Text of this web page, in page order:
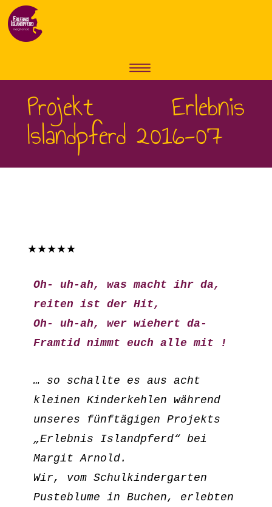
Projekt Erlebnis
Islandpferd 2016-07
★★★★★
Oh- uh-ah, was macht ihr da,
reiten ist der Hit,
Oh- uh-ah, wer wiehert da-
Framtid nimmt euch alle mit !
… so schallte es aus acht
kleinen Kinderkehlen während
unseres fünftägigen Projekts
„Erlebnis Islandpferd“ bei
Margit Arnold.
Wir, vom Schulkindergarten
Pusteblume in Buchen, erlebten